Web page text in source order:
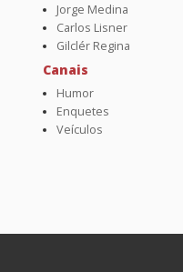
Jorge Medina
Carlos Lisner
Gilclér Regina
Canais
Humor
Enquetes
Veículos